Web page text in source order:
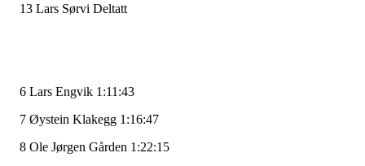
13 Lars Sørvi Deltatt
6 Lars Engvik 1:11:43
7 Øystein Klakegg 1:16:47
8 Ole Jørgen Gården 1:22:15